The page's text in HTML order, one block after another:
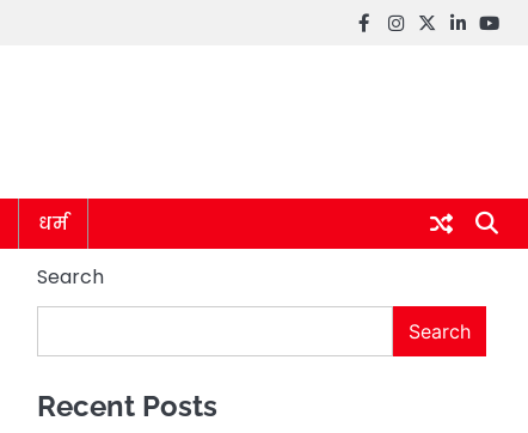
Facebook
instagram
twitter
linkedin
धर्म
Search
Search
Recent Posts